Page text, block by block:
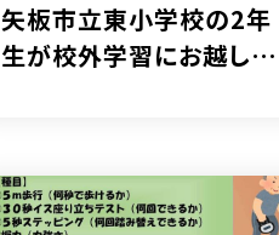
矢板市立東小学校の2年
生が校外学習にお越しに